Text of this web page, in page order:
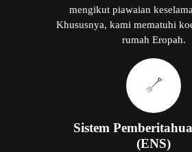
mengikut piawaian
Khususnya, kami mematuhi
rumah Eropah.
Sistem
(ENS)